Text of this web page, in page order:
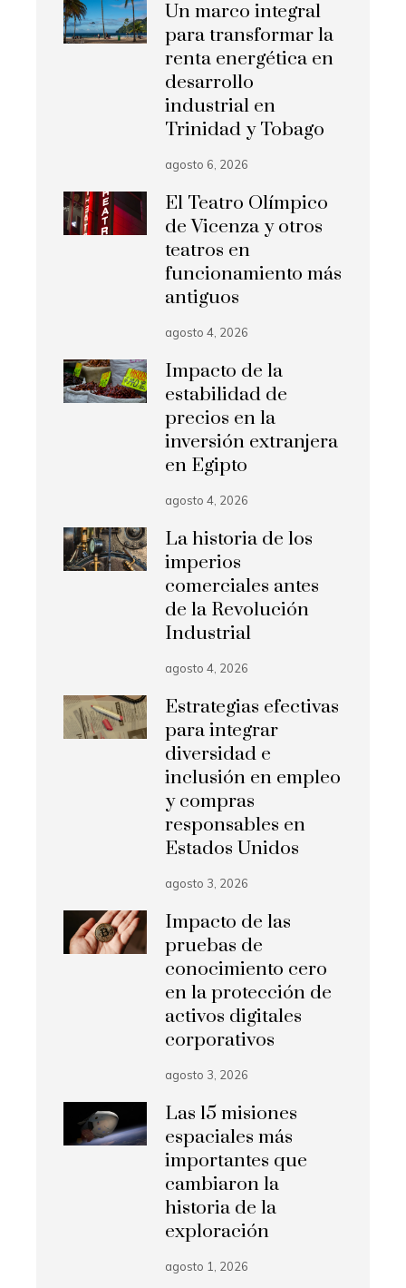
Un marco integral
para transformar la
renta energética en
desarrollo
industrial en
Trinidad y Tobago
agosto 6, 2026
El Teatro Olímpico
de Vicenza y otros
teatros en
funcionamiento más
antiguos
agosto 4, 2026
Impacto de la
estabilidad de
precios en la
inversión extranjera
en Egipto
agosto 4, 2026
La historia de los
imperios
comerciales antes
de la Revolución
Industrial
agosto 4, 2026
Estrategias efectivas
para integrar
diversidad e
inclusión en empleo
y compras
responsables en
Estados Unidos
agosto 3, 2026
Impacto de las
pruebas de
conocimiento cero
en la protección de
activos digitales
corporativos
agosto 3, 2026
Las 15 misiones
espaciales más
importantes que
cambiaron la
historia de la
exploración
agosto 1, 2026